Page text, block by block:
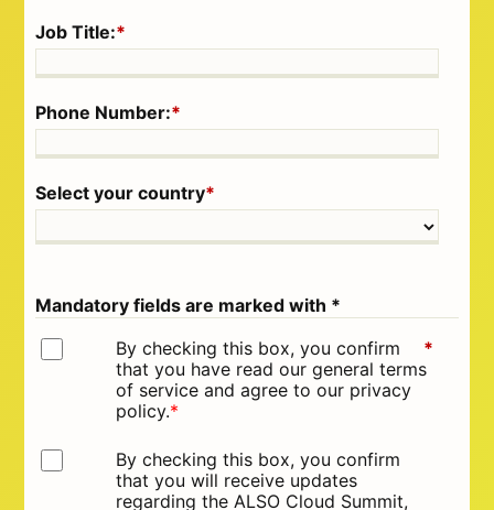
*
Job Title:
*
Phone Number:
*
Select your country
Mandatory fields are marked with *
*
By checking this box, you confirm
that you have read our general terms
of service and agree to our privacy
policy.*
By checking this box, you confirm
that you will receive updates
regarding the ALSO Cloud Summit,